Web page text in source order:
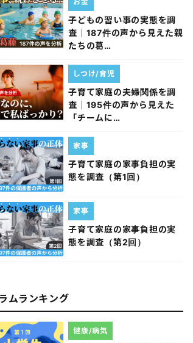
子どもの習い事の実態を調
査｜187件の声から見えた親
たちの葛…
子育て家庭の夫婦関係を調
査｜195件の声から見えた
「チームに…
しつけ/育児
子育て家庭の家事負担の実
態を調査（第1回）
家事
子育て家庭の家事負担の実
態を調査（第2回）
家事
ムランキング
健康/病気